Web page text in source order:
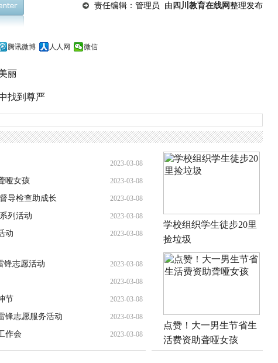
责任编辑：管理员 由 四川教育在线网整理发布
腾讯微博 人人网 微信
丽
找到尊严
2023-03-08
哑女孩 2023-03-08
导检查助成长 2023-03-08
列活动 2023-03-08
动 2023-03-08
锋志愿活动 2023-03-08
2023-03-08
节 2023-03-08
锋志愿服务活动 2023-03-08
作会 2023-03-08
学校组织学生徒步20里
捡垃圾
点赞！大一男生节省生
活费资助聋哑女孩